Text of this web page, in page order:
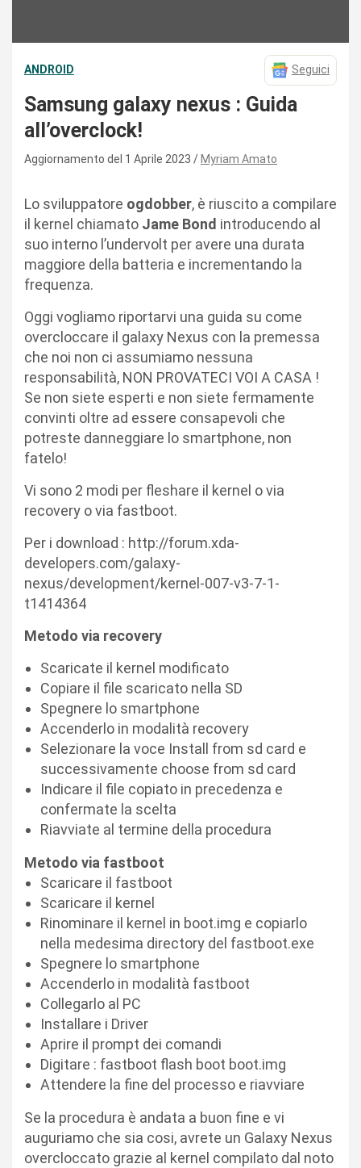
ANDROID Seguici
Samsung galaxy nexus : Guida
all’overclock!
Aggiornamento del 1 Aprile 2023 Myriam Amato
Lo sviluppatore ogdobber, è riuscito a compilare
il kernel chiamato Jame Bond introducendo al
suo interno l’undervolt per avere una durata
maggiore della batteria e incrementando la
frequenza.
Oggi vogliamo riportarvi una guida su come
overcloccare il galaxy Nexus con la premessa
che noi non ci assumiamo nessuna
responsabilità, NON PROVATECI VOI A CASA !
Se non siete esperti e non siete fermamente
convinti oltre ad essere consapevoli che
potreste danneggiare lo smartphone, non
fatelo!
Vi sono 2 modi per fleshare il kernel o via
recovery o via fastboot.
Per i download : http://forum.xda-
developers.com/galaxy-
nexus/development/kernel-007-v3-7-1-
t1414364
Metodo via recovery
Scaricate il kernel modificato
Copiare il file scaricato nella SD
Spegnere lo smartphone
Accenderlo in modalità recovery
Selezionare la voce Install from sd card e
successivamente choose from sd card
Indicare il file copiato in precedenza e
confermate la scelta
Riavviate al termine della procedura
Metodo via fastboot
Scaricare il fastboot
Scaricare il kernel
Rinominare il kernel in boot.img e copiarlo
nella medesima directory del fastboot.exe
Spegnere lo smartphone
Accenderlo in modalità fastboot
Collegarlo al PC
Installare i Driver
Aprire il prompt dei comandi
Digitare : fastboot flash boot boot.img
Attendere la fine del processo e riavviare
Se la procedura è andata a buon fine e vi
auguriamo che sia cosi, avrete un Galaxy Nexus
overcloccato grazie al kernel compilato dal noto